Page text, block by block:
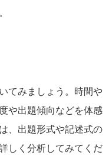
てみましょう。時間や
や出題傾向などを体感
、出題形式や記述式の
しく分析してみてくだ